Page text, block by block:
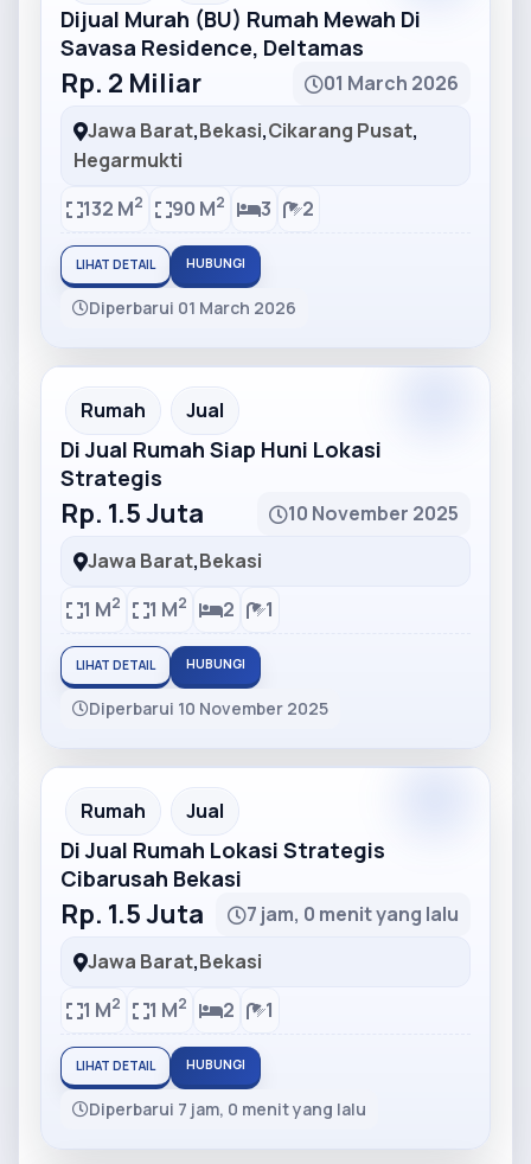
Dijual Murah (BU) Rumah Mewah Di
Savasa Residence, Deltamas
Rp. 2 Miliar
01 March 2026
Jawa Barat,Bekasi,Cikarang Pusat,
Hegarmukti
132 M2 90 M2 3 2
LIHAT DETAIL HUBUNGI
Diperbarui 01 March 2026
Partner Ad
Rumah Jual
Di Jual Rumah Siap Huni Lokasi
Strategis
Rp. 1.5 Juta
10 November 2025
Jawa Barat,Bekasi
1 M2 1 M2 2 1
LIHAT DETAIL HUBUNGI
Diperbarui 10 November 2025
Partner Ad
Rumah Jual
Di Jual Rumah Lokasi Strategis
Cibarusah Bekasi
Rp. 1.5 Juta
7 jam, 0 menit yang lalu
Jawa Barat,Bekasi
1 M2 1 M2 2 1
LIHAT DETAIL HUBUNGI
Diperbarui 7 jam, 0 menit yang lalu